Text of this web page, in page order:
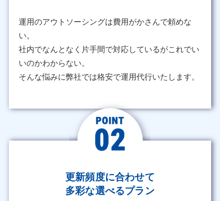
運用のアウトソーシングは費用がかさんで頼めな
い。
社内でなんとなく片手間で対応しているがこれでい
いのかわからない。
そんな悩みに弊社では格安で運用代行いたします。
更新頻度に合わせて
多彩な選べるプラン